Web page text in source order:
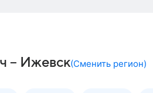
– Ижевск(Сменить регион)